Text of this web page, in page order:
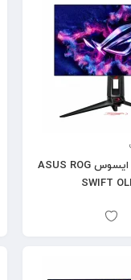
مانیتور 27 اینچ ایسوس ASUS ROG
SWIFT